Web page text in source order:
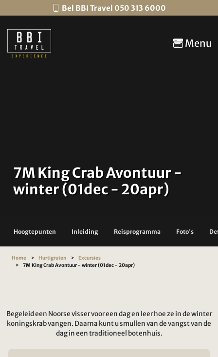
Bel BBI Travel 050 313 6000
Menu
7M King Crab Avontuur -
winter (01dec - 20apr)
Hoogtepunten Inleiding Reisprogramma Foto's
Home Hurtigruten
Excursies
7M King Crab Avontuur - winter (01dec - 20apr)
Begeleid een Noorse visser voor een dag en leer hoe ze in de winter
koningskrab vangen. Daarna kunt u smullen van de vangst van de
dag in een traditioneel botenhuis.